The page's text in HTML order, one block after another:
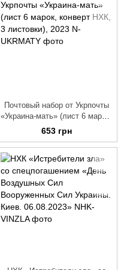
Почтовый набор от Укрпочты
«Украина-мать» (лист 6 марок,
конверт НХК, 3 листовки),
2023
653 грн